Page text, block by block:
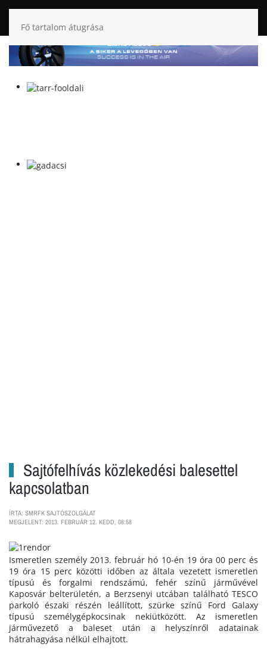
Fő tartalom átugrása
Sajtófelhívás közlekedési balesettel
kapcsolatban
ÍRTA: SMRFK SAJTÓSZOLGÁLAT
MEGJELENT: 2013. FEBRUÁR 12. KEDD, 08:58
Ismeretlen személy 2013. február hó 10-én 19 óra 00 perc és
19 óra 15 perc közötti időben az általa vezetett ismeretlen
típusú és forgalmi rendszámú, fehér színű járművével
Kaposvár belterületén, a Berzsenyi utcában található TESCO
parkoló északi részén leállított, szürke színű Ford Galaxy
típusú személygépkocsinak nekiütközött. Az ismeretlen
járművezető a baleset után a helyszínről adatainak
hátrahagyása nélkül elhajtott.